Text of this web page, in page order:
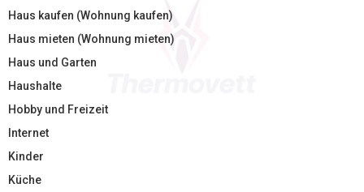
Haus kaufen (Wohnung kaufen)
Haus mieten (Wohnung mieten)
Haus und Garten
Haushalte
Hobby und Freizeit
Internet
Kinder
Küche